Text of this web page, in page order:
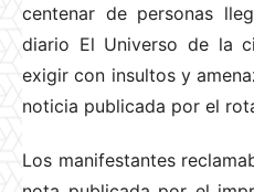
centenar de personas
diario El Universo de la
exigir con insultos y
noticia publicada por el
Los manifestantes